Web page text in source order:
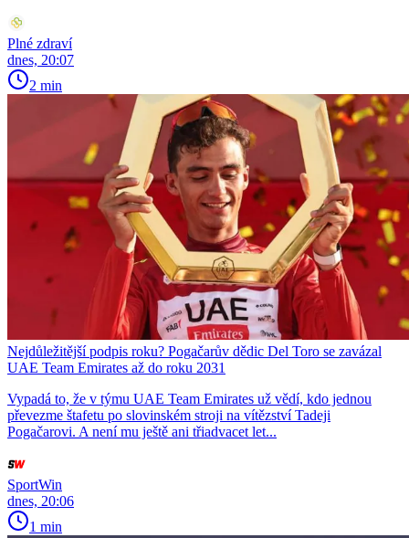
Plné zdraví
dnes, 20:07
2 min
Nejdůležitější podpis roku? Pogačarův dědic Del Toro se zavázal
UAE Team Emirates až do roku 2031
Vypadá to, že v týmu UAE Team Emirates už vědí, kdo jednou
převezme štafetu po slovinském stroji na vítězství Tadeji
Pogačarovi. A není mu ještě ani třiadvacet let...
SportWin
dnes, 20:06
1 min